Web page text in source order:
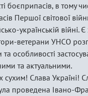
боєприпасів, в тому
Першої світової
українській
ветерани УНСО
та особливості
та актуальними.
Слава Україні!
проведена Івано-